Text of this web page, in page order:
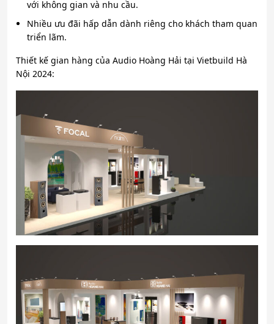
với không gian và nhu cầu.
Nhiều ưu đãi hấp dẫn dành riêng cho khách tham quan
triển lãm.
Thiết kế gian hàng của Audio Hoàng Hải tại Vietbuild Hà
Nội 2024: